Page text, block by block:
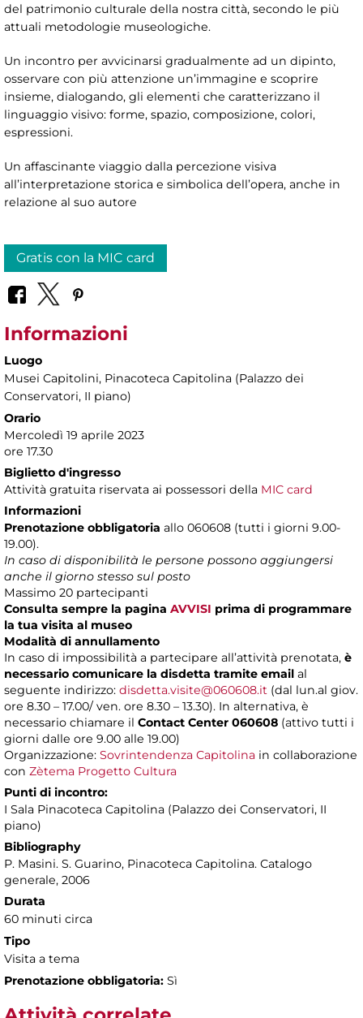
del patrimonio culturale della nostra città, secondo le più
attuali metodologie museologiche.
Un incontro per avvicinarsi gradualmente ad un dipinto,
osservare con più attenzione un’immagine e scoprire
insieme, dialogando, gli elementi che caratterizzano il
linguaggio visivo: forme, spazio, composizione, colori,
espressioni.
Un affascinante viaggio dalla percezione visiva
all’interpretazione storica e simbolica dell’opera, anche in
relazione al suo autore
Gratis con la MIC card
Informazioni
Luogo
Musei Capitolini, Pinacoteca Capitolina (Palazzo dei
Conservatori, II piano)
Orario
Mercoledì 19 aprile 2023
ore 17.30
Biglietto d'ingresso
Attività gratuita riservata ai possessori della MIC card
Informazioni
Prenotazione obbligatoria allo 060608 (tutti i giorni 9.00-
19.00).
In caso di disponibilità le persone possono aggiungersi
anche il giorno stesso sul posto
Massimo 20 partecipanti
Consulta sempre la pagina AVVISI prima di programmare
la tua visita al museo
Modalità di annullamento
In caso di impossibilità a partecipare all’attività prenotata, è
necessario comunicare la disdetta tramite email al
seguente indirizzo: disdetta.visite@060608.it (dal lun.al giov.
ore 8.30 – 17.00/ ven. ore 8.30 – 13.30). In alternativa, è
necessario chiamare il Contact Center 060608 (attivo tutti i
giorni dalle ore 9.00 alle 19.00)
Organizzazione: Sovrintendenza Capitolina in collaborazione
con Zètema Progetto Cultura
Punti di incontro:
I Sala Pinacoteca Capitolina (Palazzo dei Conservatori, II
piano)
Bibliography
P. Masini. S. Guarino, Pinacoteca Capitolina. Catalogo
generale, 2006
Durata
60 minuti circa
Tipo
Visita a tema
Prenotazione obbligatoria: Sì